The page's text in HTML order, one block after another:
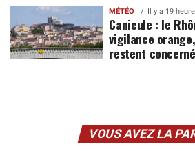
MÉTÉO Il y a 19
Canicule : le
vigilance
restent
VOUS AVEZ LA